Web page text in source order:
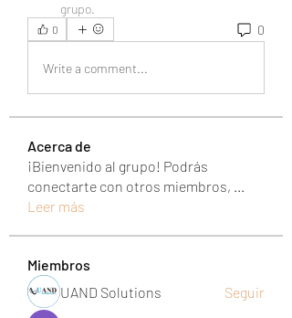
grupo.
0 0
Write a comment...
Acerca de
¡Bienvenido al grupo! Podrás
conectarte con otros miembros, ...
Leer más
Miembros
UAND Solutions
Seguir